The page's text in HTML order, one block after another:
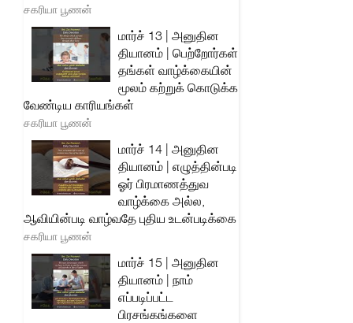
சகரியா பூணன்
மார்ச் 13 | அனுதின
தியானம் | பெற்றோர்கள்
தங்கள் வாழ்க்கையின்
மூலம் கற்றுக் கொடுக்க
வேண்டிய காரியங்கள்
சகரியா பூணன்
மார்ச் 14 | அனுதின
தியானம் | எழுத்தின்படி
ஓர் பிரமாணத்துவ
வாழ்க்கை அல்ல,
ஆவியின்படி வாழ்வதே புதிய உடன்படிக்கை
சகரியா பூணன்
மார்ச் 15 | அனுதின
தியானம் | நாம்
எப்படிப்பட்ட
பிரசங்கங்களை